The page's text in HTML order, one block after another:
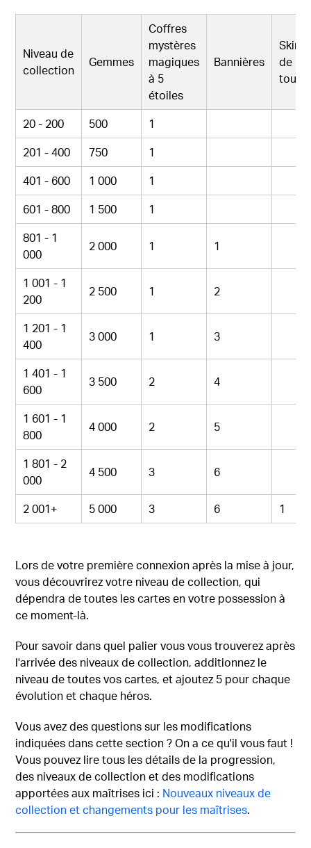
Niveau de
collection
Gemmes
Coffres
mystères
magiques
à 5
étoiles
Bannières
Skin
de
tour
20 - 200 500
1
201 - 400
750
1
401 - 600
1 000
1
601 - 800
1 500
1
801 - 1
000
2 000 1 1
1 001 - 1
200
2 500 1 2
1 201 - 1
400
3 000 1 3
1 401 - 1
600
3 500 2 4
1 601 - 1
800
4 000 2 5
1 801 - 2
000
4 500 3 6
2 001+ 5 000 3 6 1
Lors de votre première connexion après la mise à jour,
vous découvrirez votre niveau de collection, qui
dépendra de toutes les cartes en votre possession à
ce moment-là.
Pour savoir dans quel palier vous vous trouverez après
l'arrivée des niveaux de collection, additionnez le
niveau de toutes vos cartes, et ajoutez 5 pour chaque
évolution et chaque héros.
Vous avez des questions sur les modifications
indiquées dans cette section ? On a ce qu'il vous faut !
Vous pouvez lire tous les détails de la progression,
des niveaux de collection et des modifications
apportées aux maîtrises ici : Nouveaux niveaux de
collection et changements pour les maîtrises.